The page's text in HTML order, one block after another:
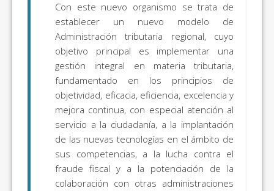
Con este nuevo organismo se trata de
establecer un nuevo modelo de
Administración tributaria regional, cuyo
objetivo principal es implementar una
gestión integral en materia tributaria,
fundamentado en los principios de
objetividad, eficacia, eficiencia, excelencia y
mejora continua, con especial atención al
servicio a la ciudadanía, a la implantación
de las nuevas tecnologías en el ámbito de
sus competencias, a la lucha contra el
fraude fiscal y a la potenciación de la
colaboración con otras administraciones